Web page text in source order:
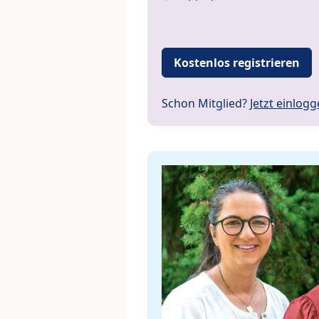
Kostenlos registrieren
Schon Mitglied? Jetzt